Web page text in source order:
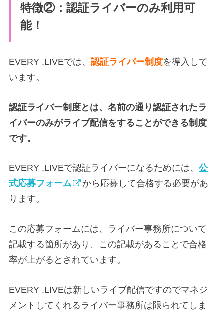
特徴②：認証ライバーのみ利用可
能！
EVERY .LIVEでは、 認証ライバー制度を導入して
います。
認証ライバー制度とは、名前の通り認証されたラ
イバーのみがライブ配信をすることができる制度
です。
EVERY .LIVEで認証ライバーになるためには、 公
式応募フォーム
から応募して合格する必要があ
ります。
この応募フォームには、ライバー事務所について
記載する箇所があり、この記載があることで合格
率が上がるとされています。
EVERY .LIVEは新しいライブ配信ですのでマネジ
メントしてくれるライバー事務所は限られてしま